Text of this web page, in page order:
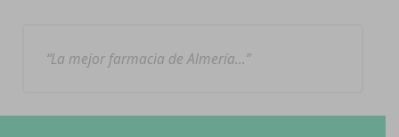
La mejor farmacia de Almería…